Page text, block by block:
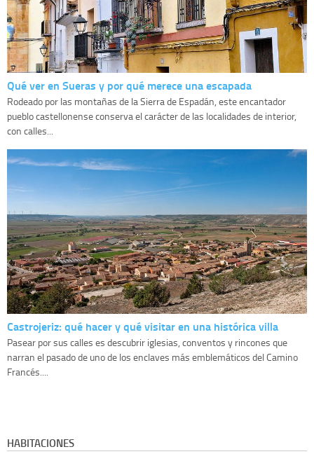
Qué ver en Sueras y por qué merece una escapada
Rodeado por las montañas de la Sierra de Espadán, este encantador
pueblo castellonense conserva el carácter de las localidades de interior,
con calles...
Castrojeriz: qué hacer y qué visitar en una histórica villa
Pasear por sus calles es descubrir iglesias, conventos y rincones que
narran el pasado de uno de los enclaves más emblemáticos del Camino
Francés....
HABITACIONES